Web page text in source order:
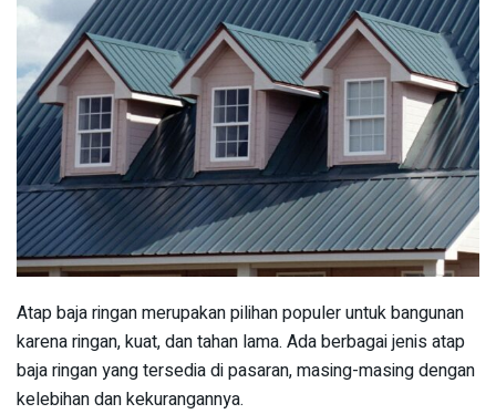
Atap baja ringan merupakan pilihan populer untuk bangunan
karena ringan, kuat, dan tahan lama. Ada berbagai jenis atap
baja ringan yang tersedia di pasaran, masing-masing dengan
kelebihan dan kekurangannya.